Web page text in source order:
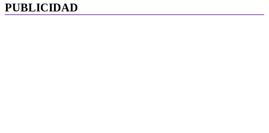
PUBLICIDAD